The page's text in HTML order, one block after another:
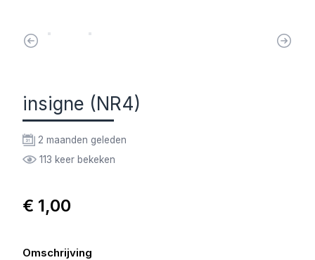
insigne (NR4)
2 maanden geleden
113 keer bekeken
€ 1,00
Omschrijving